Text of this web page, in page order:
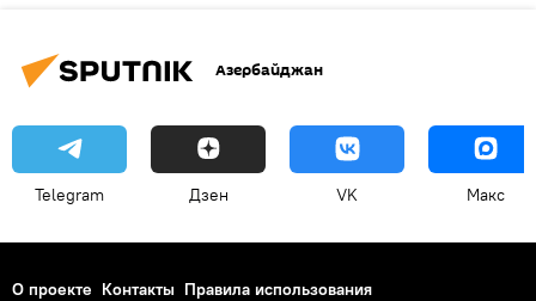
Азербайджан
Telegram Дзен VK Макс
О проекте Контакты Правила использования